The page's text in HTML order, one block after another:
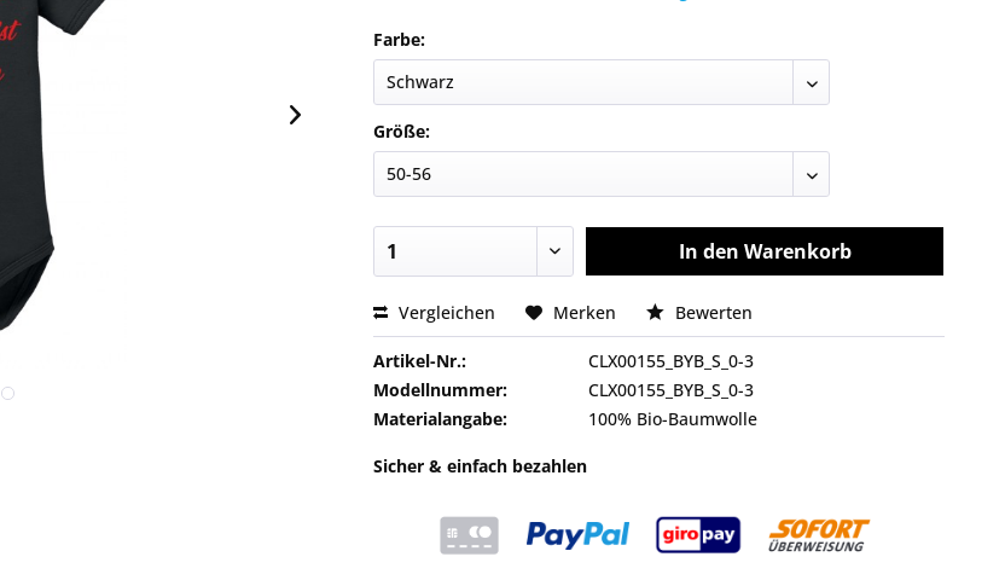
Farbe:
Größe:
In den Warenkorb
Vergleichen Merken Bewerten
Artikel-Nr.:
CLX00155_BYB_S_0-3
Modellnummer:
CLX00155_BYB_S_0-3
Materialangabe:
100% Bio-Baumwolle
Sicher & einfach bezahlen